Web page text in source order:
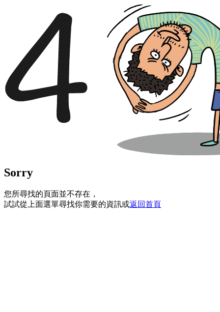
Sorry
您所尋找的頁面並不存在，
試試從上面選單尋找你需要的資訊或返回首頁